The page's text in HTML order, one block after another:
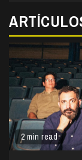
2 min read